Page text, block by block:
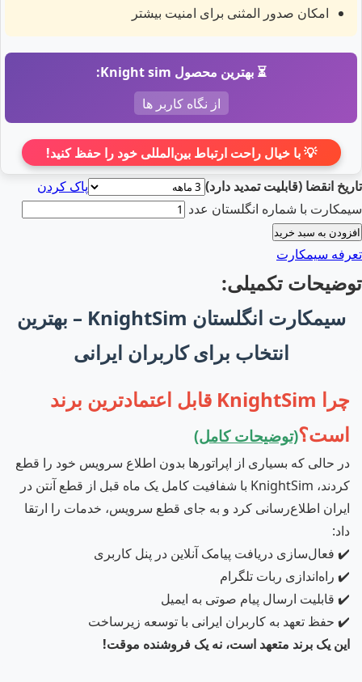
امکان صدور المثنی برای امنیت بیشتر
⏳ بهترین محصول Knight sim:
از نگاه کاربر ها
💡 با خیال راحت ارتباط بین‌المللی خود را حفظ کنید!
تاریخ انقضا (قابلیت تمدید دارد)
پاک کردن
سیمکارت با شماره انگلستان عدد
افزودن به سبد خرید
تعرفه سیمکارت
توضیحات تکمیلی:
سیمکارت انگلستان KnightSim – بهترین
انتخاب برای کاربران ایرانی
چرا KnightSim قابل اعتمادترین برند
است؟(توضیحات کامل)
در حالی که بسیاری از اپراتورها بدون اطلاع سرویس خود را قطع
کردند، KnightSim با شفافیت کامل یک ماه قبل از قطع آنتن در
ایران اطلاع‌رسانی کرد و به جای قطع سرویس، خدمات را ارتقا
داد:
✔️ فعال‌سازی دریافت پیامک آنلاین در پنل کاربری
✔️ راه‌اندازی ربات تلگرام
✔️ قابلیت ارسال پیام صوتی به ایمیل
✔️ حفظ تعهد به کاربران ایرانی با توسعه زیرساخت
این یک برند متعهد است، نه یک فروشنده موقت!